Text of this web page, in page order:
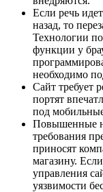
Если речь
назад, то
Технологии
функции у
необходимо
Сайт требует
портят
под
Повышенные
требования
приносят
магазину.
управления
уязвимости